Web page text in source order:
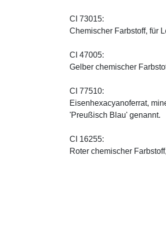
CI 73015:
Chemischer Farbstoff, für
CI 47005:
Gelber chemischer
CI 77510:
Eisenhexacyanoferrat,
'Preußisch Blau' genannt.
CI 16255:
Roter chemischer